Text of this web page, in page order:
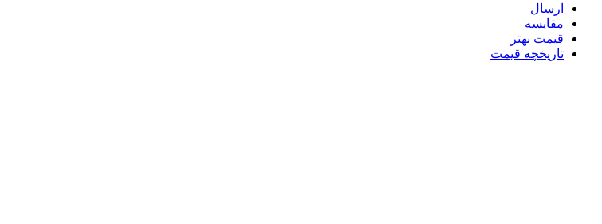
ارسال
مقایسه
قیمت بهتر
تاریخچه قیمت